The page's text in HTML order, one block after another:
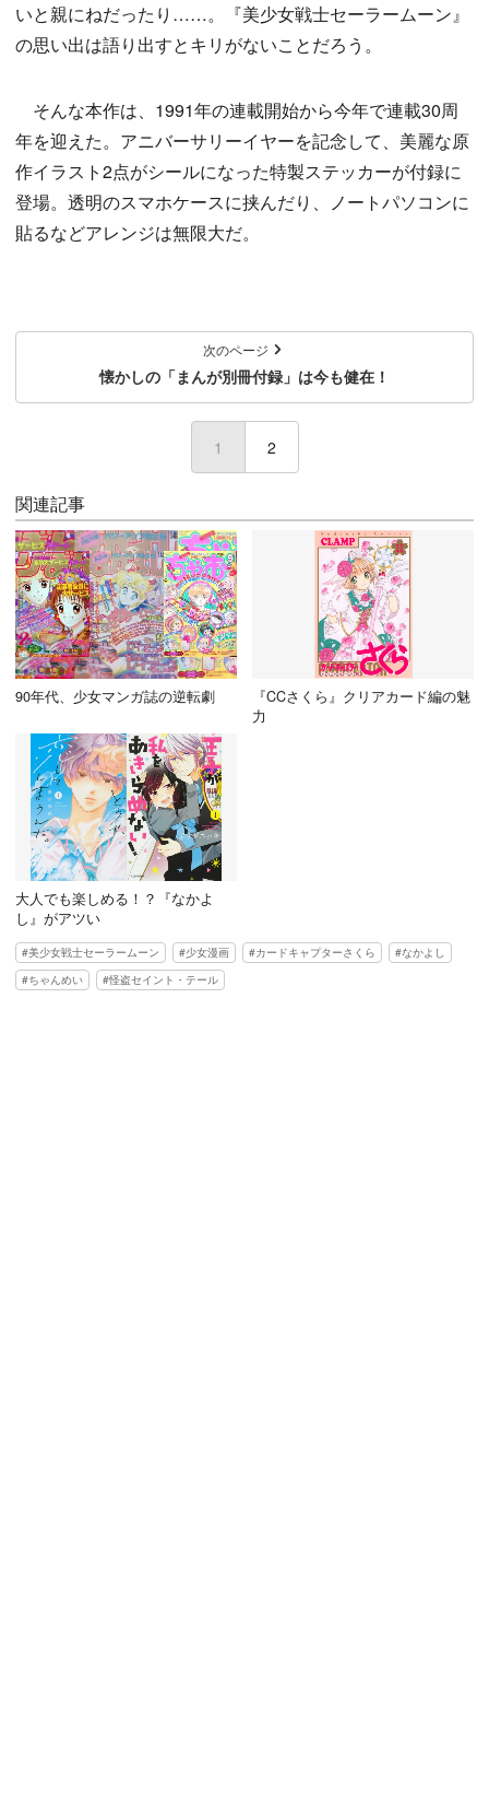
いと親にねだったり……。『美少女戦士セーラームーン』
の思い出は語り出すとキリがないことだろう。
そんな本作は、1991年の連載開始から今年で連載30周
年を迎えた。アニバーサリーイヤーを記念して、美麗な原
作イラスト2点がシールになった特製ステッカーが付録に
登場。透明のスマホケースに挟んだり、ノートパソコンに
貼るなどアレンジは無限大だ。
次のページ
懐かしの「まんが別冊付録」は今も健在！
1 (current)
2
関連記事
90年代、少女マンガ誌の逆転劇
『CCさくら』クリアカード編の魅
力
大人でも楽しめる！？『なかよ
し』がアツい
美少女戦士セーラームーン 少女漫画 カードキャプターさくら
なかよし
ちゃんめい
怪盗セイント・テール